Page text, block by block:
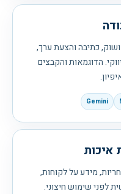
כתיבה והצעת ערך,
הדוגמאות והקבצים
Gemini
איכות
מידע על לקוחות,
לפני שימוש חיצוני.